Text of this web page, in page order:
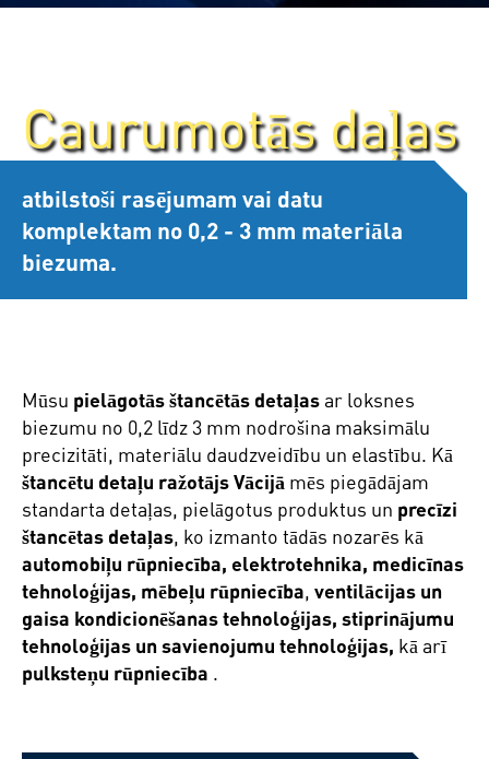
Caurumotās daļas
atbilstoši rasējumam vai datu
komplektam no 0,2 - 3 mm materiāla
biezuma.
Mūsu pielāgotās štancētās detaļas ar loksnes
biezumu no 0,2 līdz 3 mm nodrošina maksimālu
precizitāti, materiālu daudzveidību un elastību. Kā
štancētu detaļu ražotājs Vācijā mēs piegādājam
standarta detaļas, pielāgotus produktus un precīzi
štancētas detaļas, ko izmanto tādās nozarēs kā
automobiļu rūpniecība, elektrotehnika, medicīnas
tehnoloģijas, mēbeļu rūpniecība, ventilācijas un
gaisa kondicionēšanas tehnoloģijas, stiprinājumu
tehnoloģijas un savienojumu tehnoloģijas, kā arī
pulksteņu rūpniecība .